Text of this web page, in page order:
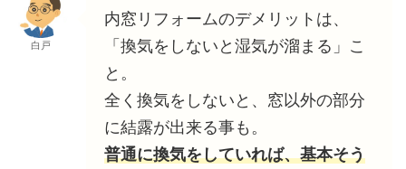
白戸
内窓リフォームのデメリットは、
「換気をしないと湿気が溜まる」こ
と。
全く換気をしないと、窓以外の部分
に結露が出来る事も。
普通に換気をしていれば、基本そう